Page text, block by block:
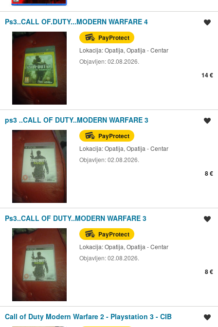
Ps3..CALL OF.DUTY...MODERN WARFARE 4
PayProtect
Lokacija:Opatija, Opatija - Centar
Objavljen:02.08.2026.
14 €
ps3 ..CALL OF DUTY..MODERN WARFARE 3
PayProtect
Lokacija:Opatija, Opatija - Centar
Objavljen:02.08.2026.
8 €
Ps3..CALL OF DUTY..MODERN WARFARE 3
PayProtect
Lokacija:Opatija, Opatija - Centar
Objavljen:02.08.2026.
8 €
Call of Duty Modern Warfare 2 - Playstation 3 - CIB